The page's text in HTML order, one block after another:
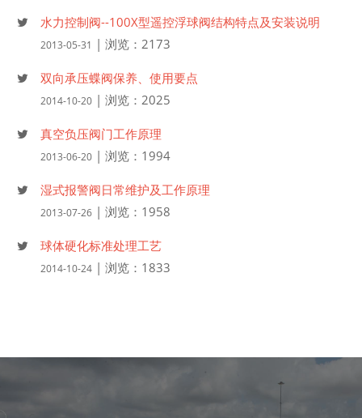
水力控制阀--100X型遥控浮球阀结构特点及安装说明
2013-05-31 | 浏览：2173
双向承压蝶阀保养、使用要点
2014-10-20 | 浏览：2025
真空负压阀门工作原理
2013-06-20 | 浏览：1994
湿式报警阀日常维护及工作原理
2013-07-26 | 浏览：1958
球体硬化标准处理工艺
2014-10-24 | 浏览：1833